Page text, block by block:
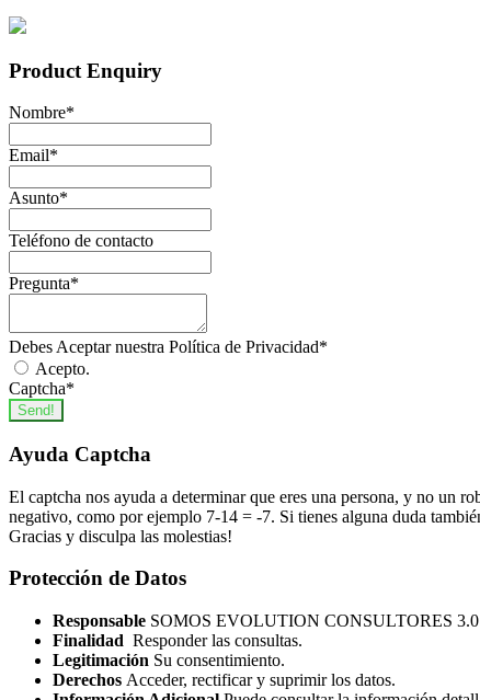
Product Enquiry
Nombre*
Email*
Asunto*
Teléfono de contacto
Pregunta*
Debes Aceptar nuestra Política de Privacidad*
Acepto.
Captcha*
Send!
Ayuda Captcha
El captcha nos ayuda a determinar que eres una persona, y no un
negativo, como por ejemplo 7-14 = -7. Si tienes alguna duda
Gracias y disculpa las molestias!
Protección de Datos
Responsable SOMOS EVOLUTION CONSULTORES
Finalidad Responder las consultas.
Legitimación Su consentimiento.
Derechos Acceder, rectificar y suprimir los datos.